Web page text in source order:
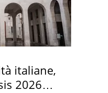
italiane,
2026